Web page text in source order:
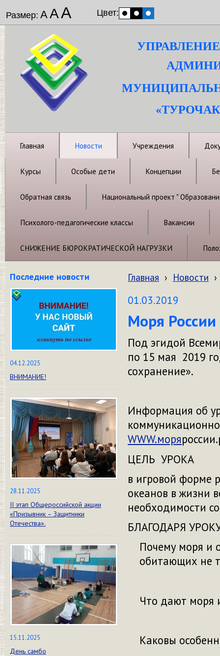
Размер: ААА Цвет:
Главная Новости Учреждения
Курсы Особые дети Концепции
Обратная связь Национальный проект "
Психолого-педагогические классы Вакансии
СНИЖЕНИЕ БЮРОКРАТИЧЕСКОЙ НАГРУЗКИ
Последние новости
04.12.2025
ВНИМАНИЕ!
28.11.2025
II этап Общероссийской акции
«Призывник – Защитники
Отечества».
15.11.2025
День самбо
Главная › Новости ›
01.03.2019
Моря России
Под эгидой
по 15 мая 2019
сохранение».
Информация об
WWW.моря
ЦЕЛЬ УРОКА
в игровой форме
океанов в жизни
необходимости
БЛАГОДАРЯ
Почему моря и
обитающих не
Что дают моря
Каковы